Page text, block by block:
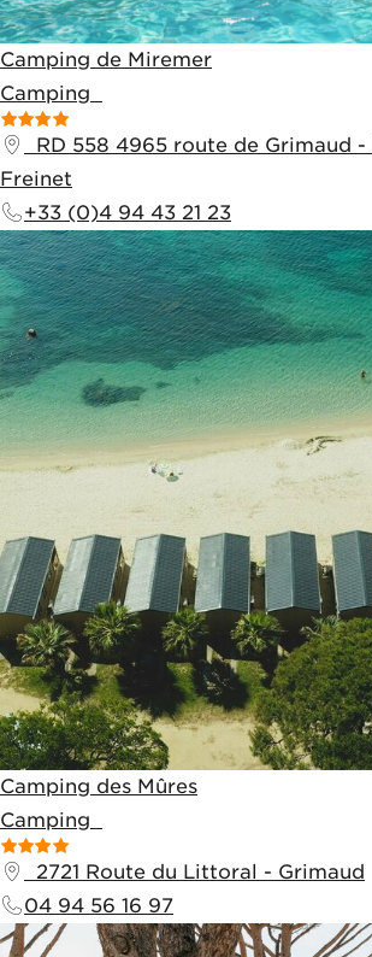
Camping de Miremer
Camping
RD 558 4965 route de Grimaud -
Freinet
+33 (0)4 94 43 21 23
Camping des Mûres
Camping
2721 Route du Littoral - Grimaud
04 94 56 16 97